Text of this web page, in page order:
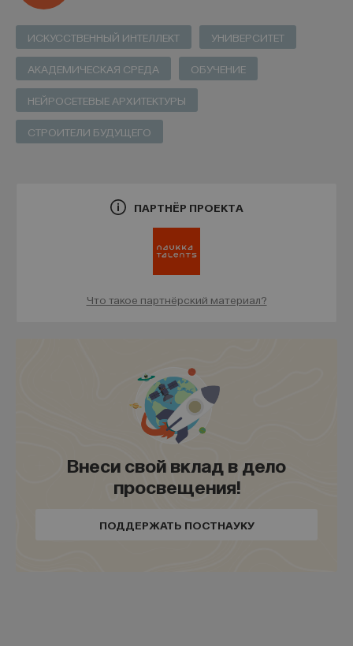
ИСКУССТВЕННЫЙ ИНТЕЛЛЕКТ УНИВЕРСИТЕТ
АКАДЕМИЧЕСКАЯ СРЕДА ОБУЧЕНИЕ
НЕЙРОСЕТЕВЫЕ АРХИТЕКТУРЫ
СТРОИТЕЛИ БУДУЩЕГО
ПАРТНЁР ПРОЕКТА
Что такое партнёрский материал?
Внеси свой вклад в дело
просвещения!
ПОДДЕРЖАТЬ ПОСТНАУКУ
НАД МАТЕРИАЛОМ РАБОТАЛИ
ПостНаука
команда ПостНауки
Марика Кутидзе
комьюнити-менеджер ПостНауки
ИСТОРИЯ
1085 публикаций
Внеси свой вклад в дело